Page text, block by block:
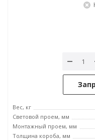
Вес, кг
Световой проем, мм
Монтажный проем, мм
Толщина короба, мм